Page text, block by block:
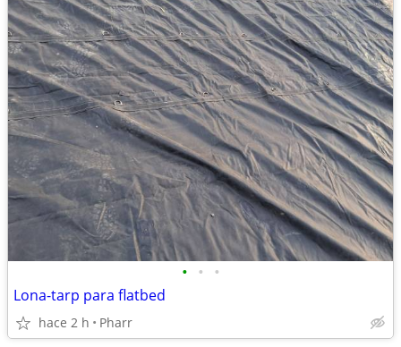
• • •
Lona-tarp para flatbed
hace 2 h Pharr